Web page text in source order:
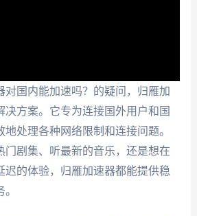
对国内能加速吗？的疑问，归雁加
决方案。它专为连接国外用户和国
处理各种网络限制和连接问题。
门剧集、听最新的音乐，还是想在
迟的体验，归雁加速器都能提供稳